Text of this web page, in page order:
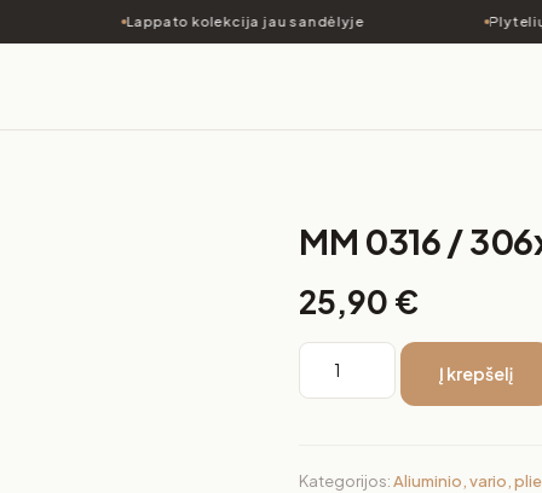
Lappato kolekcija jau sandėlyje Plytelių
MM 0316 /
25,90 €
Į krepšelį
Kategorijos:Aliuminio, vario,